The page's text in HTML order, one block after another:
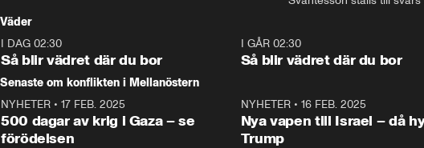
tonårsutvisningarna och hur
Moderaterna ska locka
väljare till valet i höst.
Väder
I DAG 02:30
Så blir vädret där du bor
I GÅR 02:30
Så blir vädret där du bor
Senaste om konflikten i Mellanöstern
NYHETER • 17 FEB. 2025
500 dagar av krig i Gaza – se
förödelsen
NYHETER• 16 FEB. 2025
Nya vapen till Israel – då
Trump